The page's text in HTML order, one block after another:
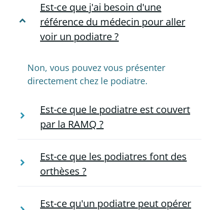
Est-ce que j'ai besoin d'une
référence du médecin pour aller
voir un podiatre ?
Non, vous pouvez vous présenter
directement chez le podiatre.
Est-ce que le podiatre est couvert
par la RAMQ ?
Est-ce que les podiatres font des
orthèses ?
Est-ce qu'un podiatre peut opérer